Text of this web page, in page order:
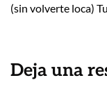
(sin volverte loca)
Deja una